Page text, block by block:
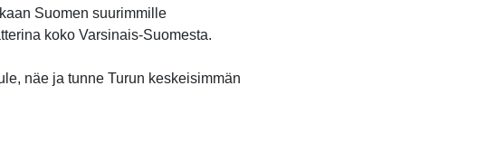
Suomen suurimmille
koko Varsinais-Suomesta.
näe ja tunne Turun keskeisimmän